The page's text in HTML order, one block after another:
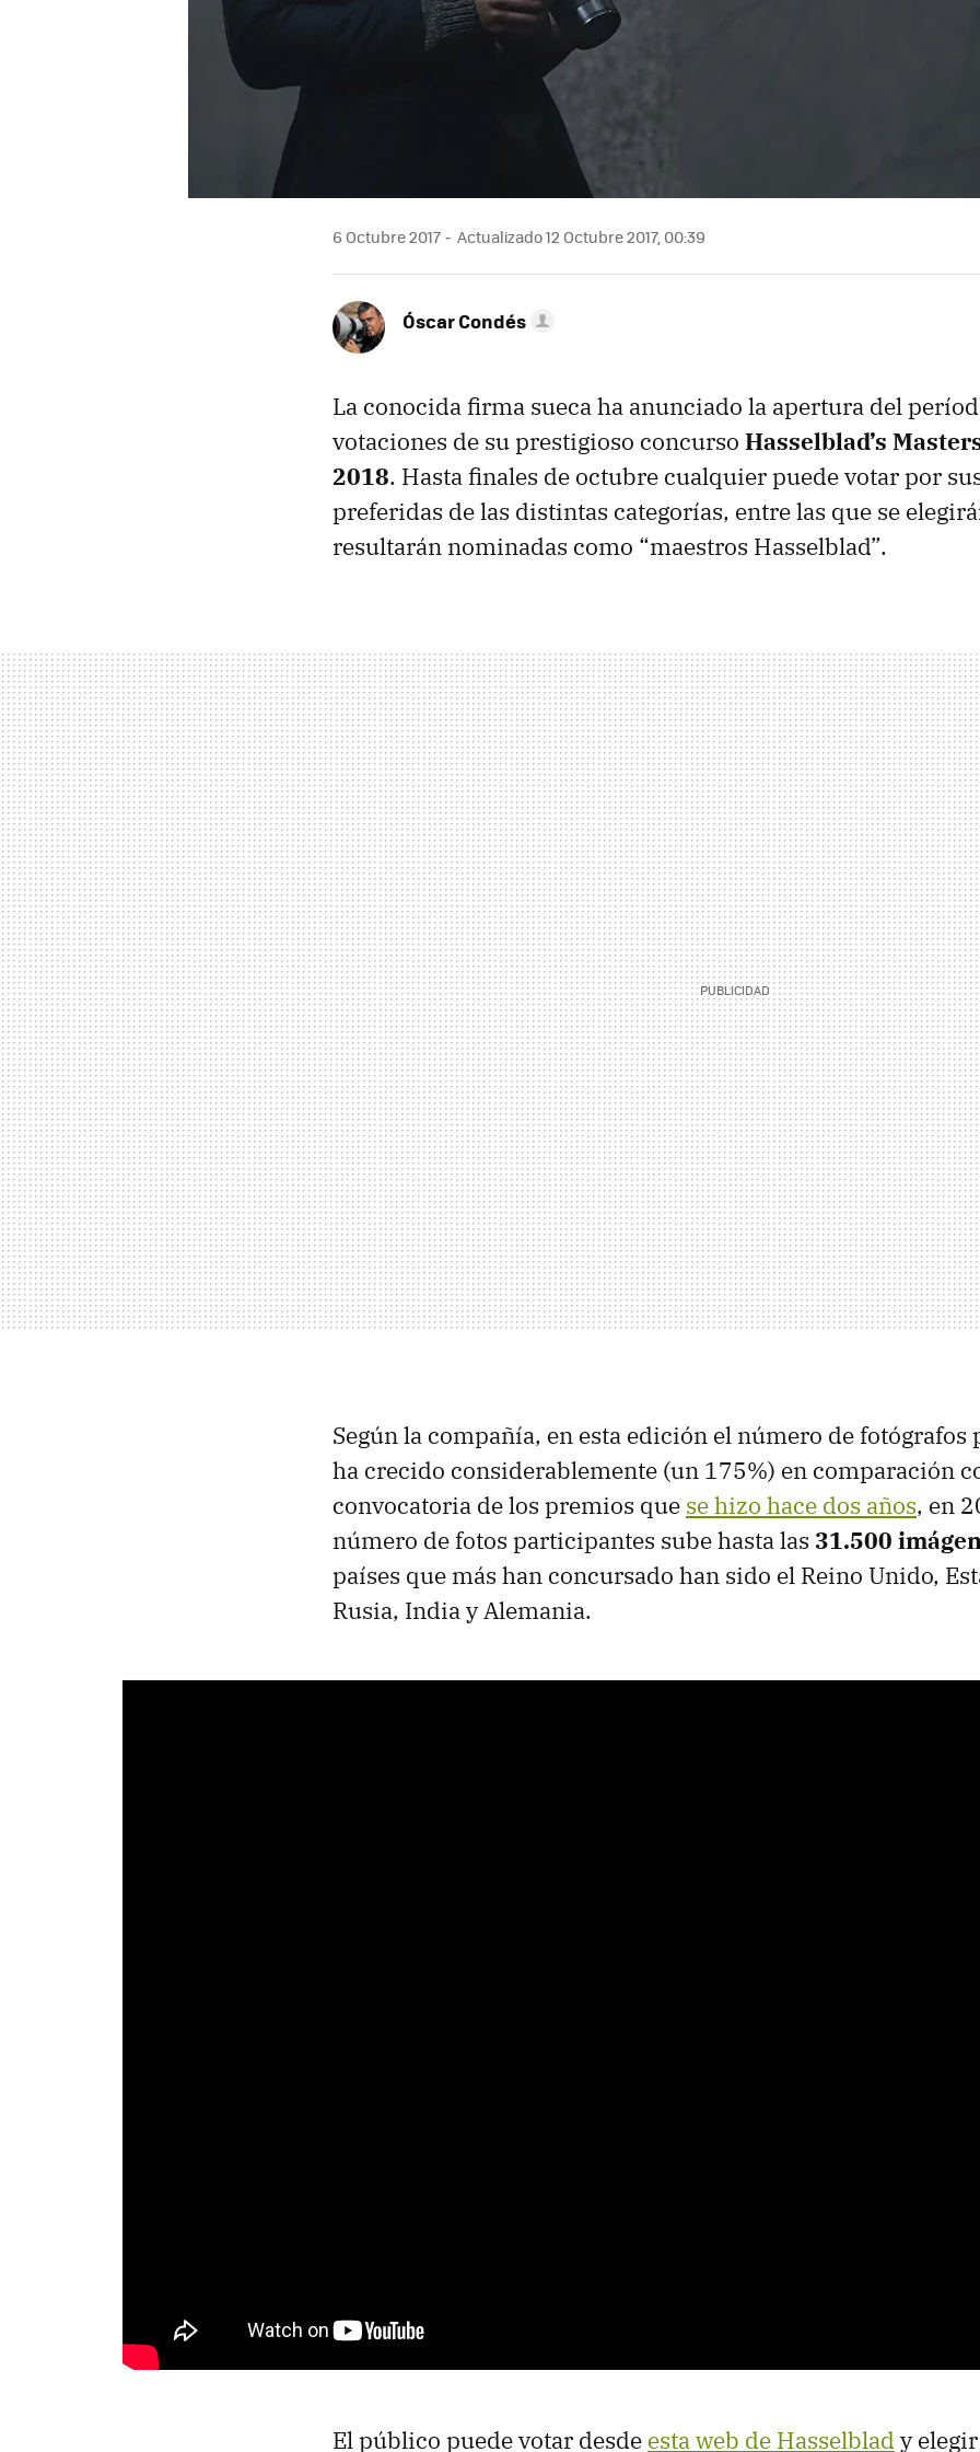
6 Octubre 2017 Actualizado 12 Octubre 2017, 00:39
Óscar Condés
La conocida firma sueca ha anunciado la apertura del
votaciones de su prestigioso concurso Hasselblad’s
2018. Hasta finales de octubre cualquier puede votar por
preferidas de las distintas categorías, entre las que se
resultarán nominadas como “maestros Hasselblad”.
Según la compañía, en esta edición el número de fotógrafos
ha crecido considerablemente (un 175%) en comparación
convocatoria de los premios que se hizo hace dos años, en
número de fotos participantes sube hasta las 31.500
países que más han concursado han sido el Reino Unido,
Rusia, India y Alemania.
El público puede votar desde esta web de Hasselblad y